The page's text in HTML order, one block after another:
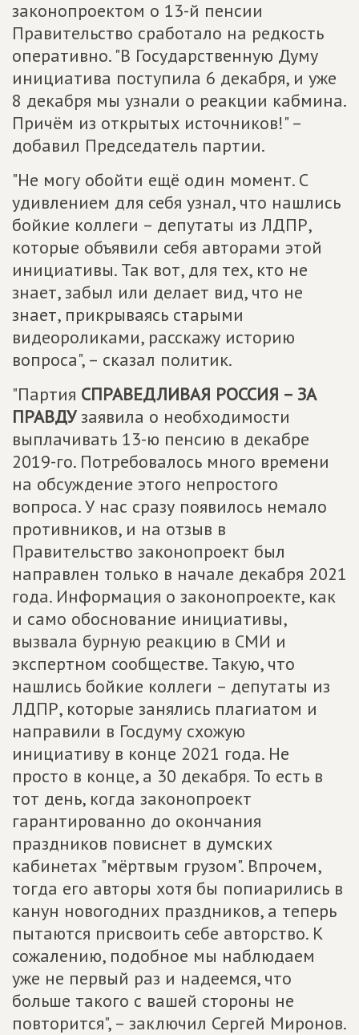
законопроектом о 13-й пенсии
Правительство сработало на редкость
оперативно. "В Государственную Думу
инициатива поступила 6 декабря, и уже
8 декабря мы узнали о реакции кабмина.
Причём из открытых источников!" –
добавил Председатель партии.
"Не могу обойти ещё один момент. С
удивлением для себя узнал, что нашлись
бойкие коллеги – депутаты из ЛДПР,
которые объявили себя авторами этой
инициативы. Так вот, для тех, кто не
знает, забыл или делает вид, что не
знает, прикрываясь старыми
видеороликами, расскажу историю
вопроса", – сказал политик.
"Партия СПРАВЕДЛИВАЯ РОССИЯ – ЗА
ПРАВДУзаявила о необходимости
выплачивать 13-ю пенсию в декабре
2019-го. Потребовалось много времени
на обсуждение этого непростого
вопроса. У нас сразу появилось немало
противников, и на отзыв в
Правительство законопроект был
направлен только в начале декабря 2021
года. Информация о законопроекте, как
и само обоснование инициативы,
вызвала бурную реакцию в СМИ и
экспертном сообществе. Такую, что
нашлись бойкие коллеги – депутаты из
ЛДПР, которые занялись плагиатом и
направили в Госдуму схожую
инициативу в конце 2021 года. Не
просто в конце, а 30 декабря. То есть в
тот день, когда законопроект
гарантированно до окончания
праздников повиснет в думских
кабинетах "мёртвым грузом". Впрочем,
тогда его авторы хотя бы попиарились в
канун новогодних праздников, а теперь
пытаются присвоить себе авторство. К
сожалению, подобное мы наблюдаем
уже не первый раз и надеемся, что
больше такого с вашей стороны не
повторится", – заключил Сергей Миронов.